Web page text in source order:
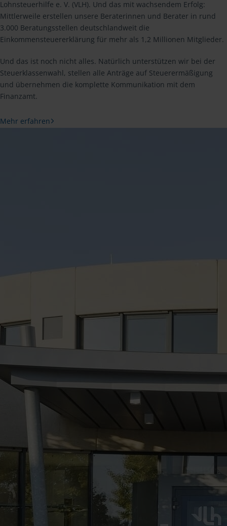
Lohnsteuerhilfe e. V. (VLH). Und das mit wachsendem Erfolg:
Mittlerweile erstellen unsere Beraterinnen und Berater in rund
3.000 Beratungsstellen deutschlandweit die
Einkommensteuererklärung für mehr als 1,2 Millionen Mitglieder.
Und das ist noch nicht alles. Natürlich unterstützen wir bei der
Steuerklassenwahl, stellen alle Anträge auf Steuerermäßigung
und übernehmen die komplette Kommunikation mit dem
Finanzamt.
Mehr erfahren